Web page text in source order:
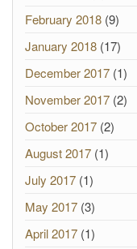
February 2018 (9)
January 2018 (17)
December 2017 (1)
November 2017 (2)
October 2017 (2)
August 2017 (1)
July 2017 (1)
May 2017 (3)
April 2017 (1)